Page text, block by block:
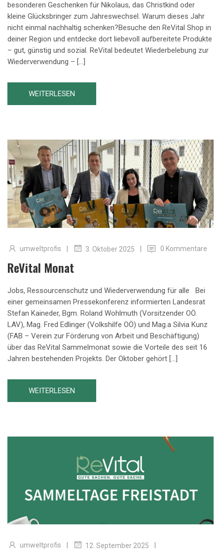
besonderen Geschenken für Nikolaus, das Christkind oder
kleine Glücksbringer zum Jahreswechsel. Warum dieses Jahr
nicht einmal nachhaltig schenken?Besuche den ReVital Shop in
deiner Region und entdecke dort liebevoll aufbereitete Produkte
– gut, günstig und sozial. ReVital bedeutet Wiederbelebung zur
Wiederverwendung – […]
WEITERLESEN
umweltprofis | 3. Oktober 2025 | 0 Kommentare
ReVital Monat
Jobs, Ressourcenschutz und Wiederverwendung für alle Bei
einer gemeinsamen Pressekonferenz informierten Landesrat
Stefan Kaineder, Bgm. Roland Wohlmuth (Vorsitzender OÖ.
LAV), Mag. Fred Edlinger (Volkshilfe OÖ) und Mag.a Silvia Kunz
(FAB – Verein zur Förderung von Arbeit und Beschäftigung)
über das ReVital Sammelmonat sowie die Vorteile des seit 16
Jahren bestehenden Projekts. Der Oktober gehört […]
WEITERLESEN
umweltprofis 12. September 2025